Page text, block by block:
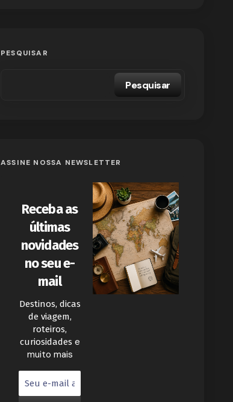
PESQUISAR
Pesquisar
ASSINE NOSSA NEWSLETTER
Receba as
últimas
novidades
no seu e-
mail
Destinos, dicas
de viagem,
roteiros,
curiosidades e
muito mais